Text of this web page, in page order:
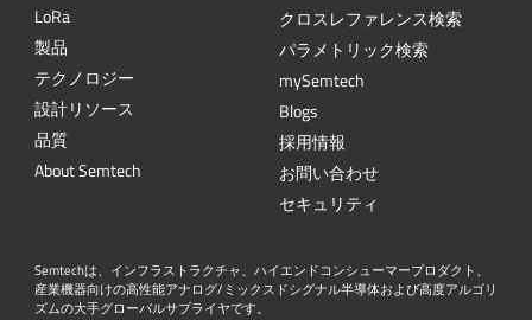
LoRa
製品
テクノロジー
設計リソース
品質
About Semtech
クロスレファレンス検索
パラメトリック検索
mySemtech
Blogs
採用情報
お問い合わせ
セキュリティ
Semtechは、インフラストラクチャ、ハイエンドコンシューマープロダクト、
産業機器向けの高性能アナログ/ミックスドシグナル半導体および高度アルゴリ
ズムの大手グローバルサプライヤです。